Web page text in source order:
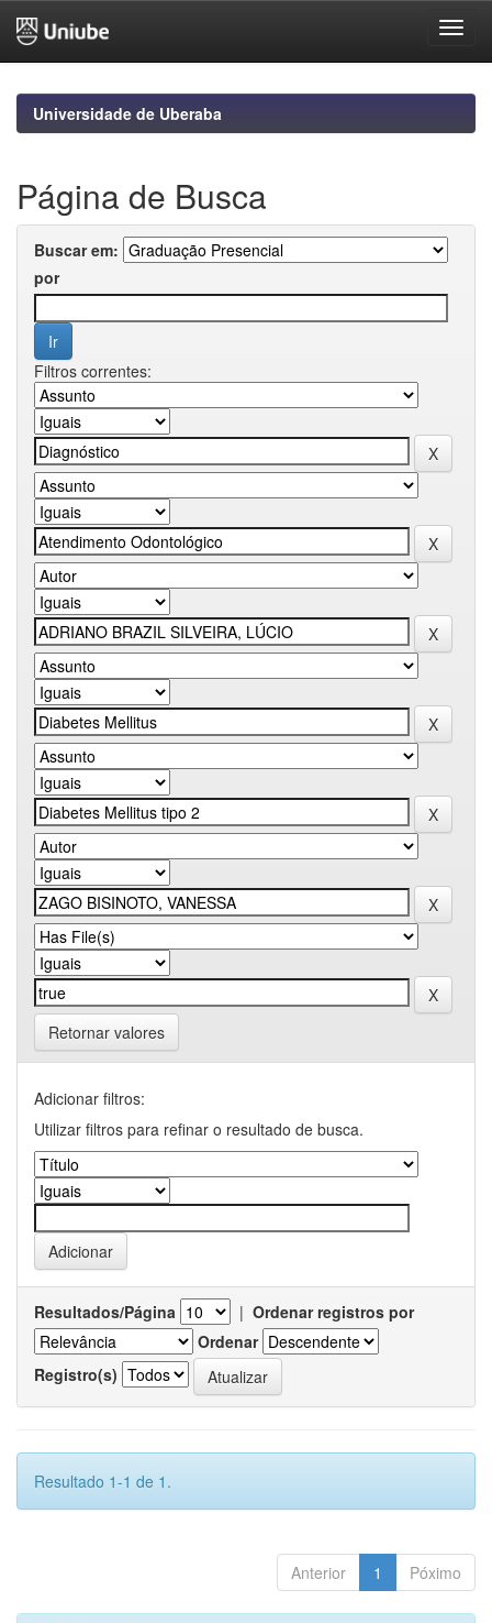
navigationUniversidade de Uberaba
Página de Busca
Buscar em:
por
Filtros correntes:
Retornar valores
Adicionar filtros:
Utilizar filtros para refinar o resultado de busca.
Resultados/Página | Ordenar registros por
Ordenar
Registro(s)
Resultado 1-1 de 1.
Anterior 1 Póximo